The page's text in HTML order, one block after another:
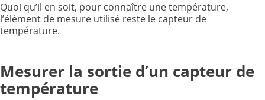
Quoi qu’il en soit, pour connaître une température,
l’élément de mesure utilisé reste le capteur de
température.
Mesurer la sortie d’un capteur de
température